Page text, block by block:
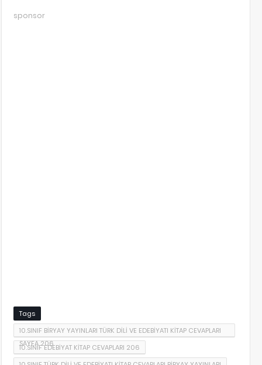
sponsor
Tags
10.SINIF BİRYAY YAYINLARI TÜRK DİLİ VE EDEBİYATI KİTAP CEVAPLARI
SAYFA 206
10.SINIF EDEBİYAT KİTAP CEVAPLARI 206